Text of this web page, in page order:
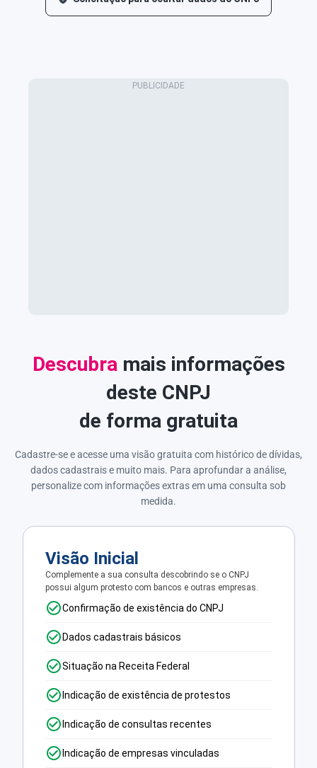
Descubra mais informações
deste CNPJ
de forma gratuita
Cadastre-se e acesse uma visão gratuita com histórico de dívidas,
dados cadastrais e muito mais. Para aprofundar a análise,
personalize com informações extras em uma consulta sob
medida.
Visão Inicial
Complemente a sua consulta descobrindo se o CNPJ
possui algum protesto com bancos e outras empresas.
Confirmação de existência do CNPJ
Dados cadastrais básicos
Situação na Receita Federal
Indicação de existência de protestos
Indicação de consultas recentes
Indicação de empresas vinculadas